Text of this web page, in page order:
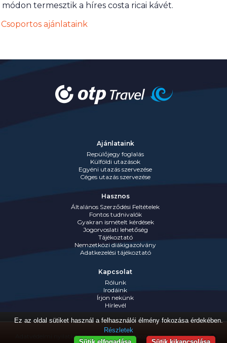
módon termesztik a híres costa ricai kávét.
Csoportos ajánlataink
Ajánlataink
Repülőjegy foglalás
Külföldi utazások
Egyéni utazás szervezése
Céges utazás szervezése
Hasznos
Általános Szerződési Feltételek
Fontos tudnivalók
Gyakran ismételt kérdések
Jogorvoslati lehetőség
Tájékoztató
Nemzetközi diákigazolvány
Adatkezelési tájékoztató
Kapcsolat
Rólunk
Irodáink
Írjon nekünk
Hírlevél
Adatvédelmi nyilatkozat Jognyilatkozat Impresszum
Ez az oldal sütiket használ a felhasználói élmény fokozása érdekében.
Részletek